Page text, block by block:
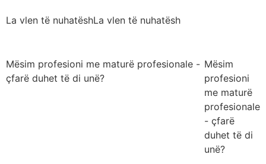
La vlen të nuhatëshLa vlen të nuhatësh
Mësim profesioni me maturë profesionale -
çfarë duhet të di unë?
Mësim
profesioni
me maturë
profesionale
- çfarë
duhet të di
unë?